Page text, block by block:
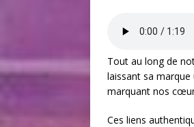
Tout au long de
laissant sa marque
marquant nos
Ces liens